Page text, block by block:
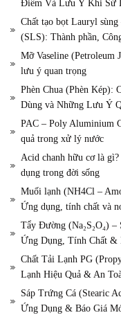
Điểm Và Lưu Ý Khi Sử
Chất tạo bọt Lauryl
(SLS): Thành phần,
Mỡ Vaseline (Petroleum
lưu ý quan trọng
Phèn Chua (Phèn Kép):
Dùng và Những Lưu Ý
PAC – Poly Aluminium
quả trong xử lý nước
Acid chanh hữu cơ là
dụng trong đời sống
Muối lạnh (NH4Cl –
Ứng dụng, tính chất và
Tẩy Đường (Na₂S₂O₄)
Ứng Dụng, Tính Chất &
Chất Tải Lạnh PG
Lạnh Hiệu Quả & An
Sáp Trứng Cá (Stearic
Ứng Dụng & Báo Giá